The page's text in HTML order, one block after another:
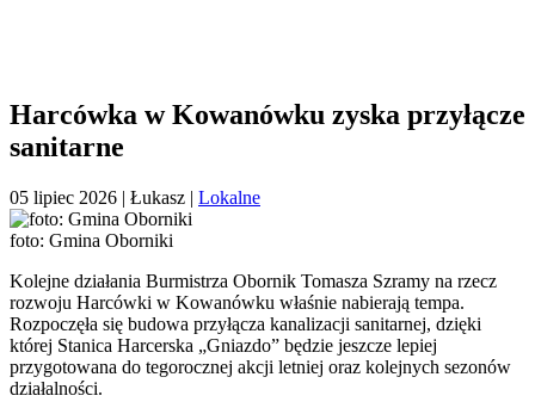
Harcówka w Kowanówku zyska przyłącze
sanitarne
05 lipiec 2026 | Łukasz | Lokalne
foto: Gmina Oborniki
Kolejne działania Burmistrza Obornik Tomasza Szramy na rzecz
rozwoju Harcówki w Kowanówku właśnie nabierają tempa.
Rozpoczęła się budowa przyłącza kanalizacji sanitarnej, dzięki
której Stanica Harcerska „Gniazdo” będzie jeszcze lepiej
przygotowana do tegorocznej akcji letniej oraz kolejnych sezonów
działalności.